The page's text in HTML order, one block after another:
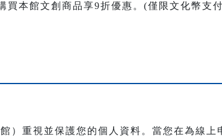
買本館文創商品享9折優惠。 (僅限文化幣支
）重視並保護您的個人資料。當您在為線